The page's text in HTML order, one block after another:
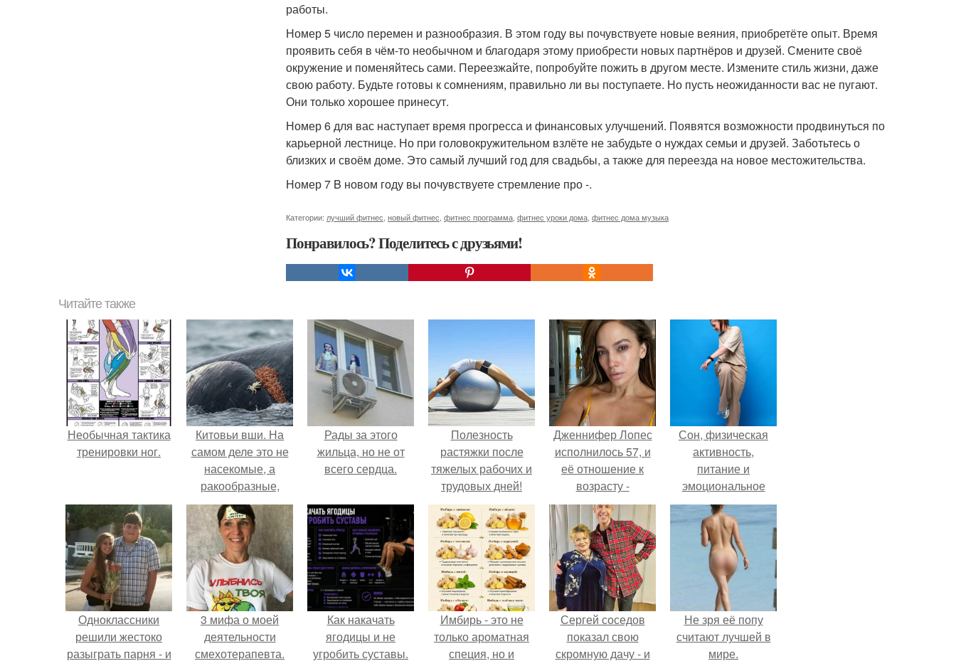
работы.
Номер 5 число перемен и разнообразия. В этом году вы почувствуете новые веяния, приобретёте опыт. Время
проявить себя в чём-то необычном и благодаря этому приобрести новых партнёров и друзей. Смените своё
окружение и поменяйтесь сами. Переезжайте, попробуйте пожить в другом месте. Измените стиль жизни, даже
свою работу. Будьте готовы к сомнениям, правильно ли вы поступаете. Но пусть неожиданности вас не пугают.
Они только хорошее принесут.
Номер 6 для вас наступает время прогресса и финансовых улучшений. Появятся возможности продвинуться по
карьерной лестнице. Но при головокружительном взлёте не забудьте о нуждах семьи и друзей. Заботьтесь о
близких и своём доме. Это самый лучший год для свадьбы, а также для переезда на новое местожительства.
Номер 7 B новом году вы почувствуете стремление про -.
Категории: лучший фитнес новый фитнес фитнес программа фитнес уроки дома фитнес дома музыка
Понравилось? Поделитесь с друзьями!
Читайте также
Необычная тактика
тренировки ног.
Китовьи вши. На
самом деле это не
насекомые, а
ракообразные,
относящиеся к
бокоплавам.
Рады за этого
жильца, но не от
всего сердца.
Полезность
растяжки после
тяжелых рабочих и
трудовых дней!
Дженнифер Лопес
исполнилось 57, и
её отношение к
возрасту -
настоящий
манифест
уверенности: "не
говорите, что я
отлично выгляжу
для 57.
Сон, физическая
активность,
питание и
эмоциональное
состояние!
Одноклассники
решили жестоко
разыграть парня - и
3 мифа о моей
деятельности
смехотерапевта.
Как накачать
ягодицы и не
угробить суставы.
Имбирь - это не
только ароматная
специя, но и
Сергей соседов
показал свою
скромную дачу - и
Не зря её попу
считают лучшей в
мире.